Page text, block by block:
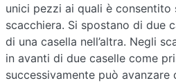
unici pezzi ai quali è consentito
scacchiera. Si spostano di due
di una casella nell’altra. Negli
in avanti di due caselle come
successivamente può avanzare